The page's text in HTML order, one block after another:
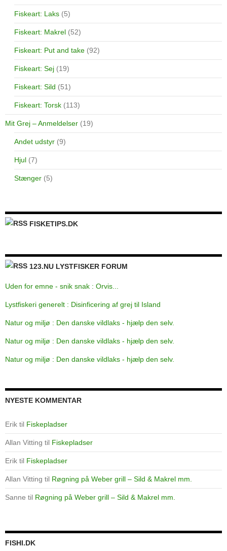
Fiskeart: Laks (5)
Fiskeart: Makrel (52)
Fiskeart: Put and take (92)
Fiskeart: Sej (19)
Fiskeart: Sild (51)
Fiskeart: Torsk (113)
Mit Grej – Anmeldelser (19)
Andet udstyr (9)
Hjul (7)
Stænger (5)
FISKETIPS.DK
123.NU LYSTFISKER FORUM
Uden for emne - snik snak : Orvis...
Lystfiskeri generelt : Disinficering af grej til Island
Natur og miljø : Den danske vildlaks - hjælp den selv.
Natur og miljø : Den danske vildlaks - hjælp den selv.
Natur og miljø : Den danske vildlaks - hjælp den selv.
NYESTE KOMMENTAR
Erik til Fiskepladser
Allan Vitting til Fiskepladser
Erik til Fiskepladser
Allan Vitting til Røgning på Weber grill – Sild & Makrel mm.
Sanne til Røgning på Weber grill – Sild & Makrel mm.
FISHI.DK